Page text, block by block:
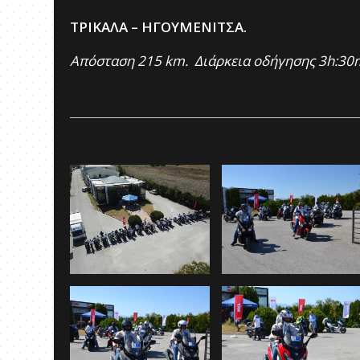
ΤΡΙΚΑΛΑ – ΗΓΟΥΜΕΝΙΤΣΑ.
Απόσταση 215 km. Διάρκεια οδήγησης